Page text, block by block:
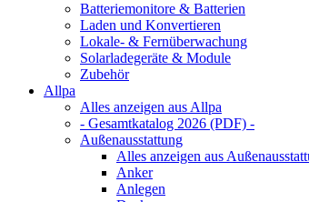
Batteriemonitore & Batterien
Laden und Konvertieren
Lokale- & Fernüberwachung
Solarladegeräte & Module
Zubehör
Allpa
Alles anzeigen aus Allpa
- Gesamtkatalog 2026 (PDF) -
Außenausstattung
Alles anzeigen aus
Anker
Anlegen